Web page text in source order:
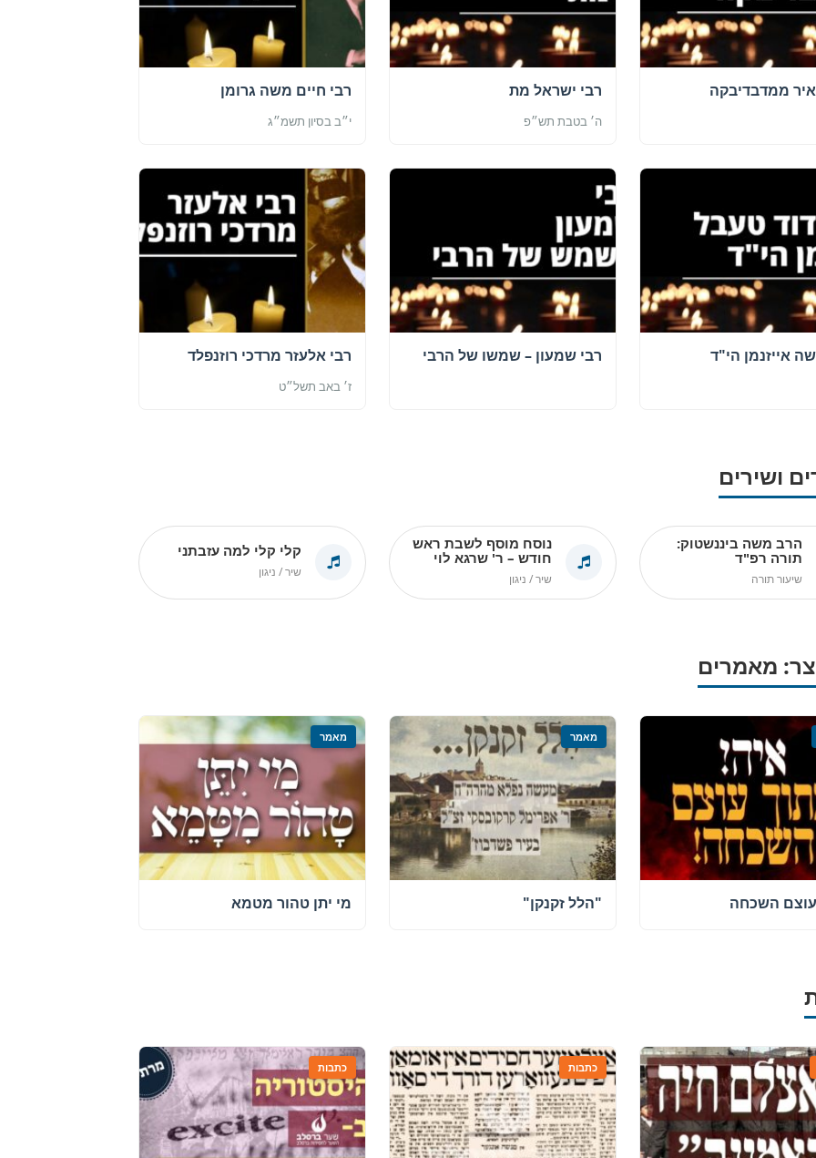
ממדבדיבקה רבי ישראל מת
ה׳ בטבת תש״פ
רבי חיים משה גרומן
י״ב בסיון תשמ״ג
אייזנמן הי"ד רבי שמעון – שמשו של הרבי רבי אלעזר מרדכי רוזנפלד
ז׳ באב תשל״ט
תורה רפ"ד
שיעור תורה
חודש – ר' שרגא לוי
שיר / ניגון
עוצם השכחה "הלל זקנקן" מי יתן טהור מטמא